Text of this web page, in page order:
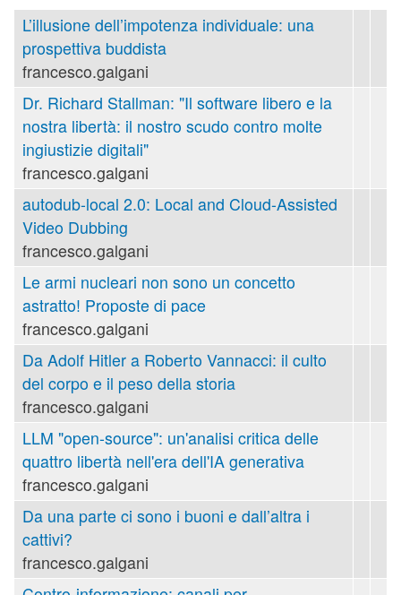
L’illusione dell’impotenza individuale: una
prospettiva buddista
francesco.galgani
Dr. Richard Stallman: "Il software libero e la
nostra libertà: il nostro scudo contro molte
ingiustizie digitali"
francesco.galgani
autodub-local 2.0: Local and Cloud-Assisted
Video Dubbing
francesco.galgani
Le armi nucleari non sono un concetto
astratto! Proposte di pace
francesco.galgani
Da Adolf Hitler a Roberto Vannacci: il culto
del corpo e il peso della storia
francesco.galgani
LLM "open-source": un'analisi critica delle
quattro libertà nell'era dell'IA generativa
francesco.galgani
Da una parte ci sono i buoni e dall’altra i
cattivi?
francesco.galgani